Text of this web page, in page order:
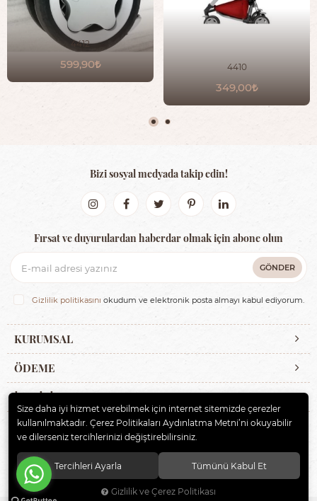
4412
599,90 4410
349,00
KURUMSAL
ÖDEME
İLETİŞİM
Bizi sosyal medyada takip edin!
Fırsat ve duyurulardan haberdar olmak için abone olun
GÖNDER
Gizlilik politikasını okudum ve elektronik posta almayı kabul ediyorum.
© 2020ERBAYBEBE BİSİKLET VE ÇOCUK GEREÇLERİ
saklıdır.
Size daha iyi hizmet verebilmek için internet sitemizde çerezler
kullanılmaktadır. Çerez Politikaları Aydınlatma Metni’ni okuyabilir
ve dilerseniz tercihlerinizi değiştirebilirsiniz.
Tercihleri Ayarla Tümünü Kabul Et
Gizlilik ve Çerez Politikası